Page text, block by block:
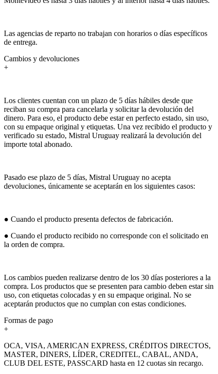
Las agencias de reparto no trabajan con horarios o días específicos
de entrega.
Cambios y devoluciones
+
Los clientes cuentan con un plazo de 5 días hábiles desde que
reciban su compra para cancelarla y solicitar la devolución del
dinero. Para eso, el producto debe estar en perfecto estado, sin uso,
con su empaque original y etiquetas. Una vez recibido el producto y
verificado su estado, Mistral Uruguay realizará la devolución del
importe total abonado.
Pasado ese plazo de 5 días, Mistral Uruguay no acepta
devoluciones, únicamente se aceptarán en los siguientes casos:
● Cuando el producto presenta defectos de fabricación.
● Cuando el producto recibido no corresponde con el solicitado en
la orden de compra.
Los cambios pueden realizarse dentro de los 30 días posteriores a la
compra. Los productos que se presenten para cambio deben estar sin
uso, con etiquetas colocadas y en su empaque original. No se
aceptarán productos que no cumplan con estas condiciones.
Formas de pago
+
OCA, VISA, AMERICAN EXPRESS, CRÉDITOS DIRECTOS,
MASTER, DINERS, LÍDER, CREDITEL, CABAL, ANDA,
CLUB DEL ESTE, PASSCARD hasta en 12 cuotas sin recargo.